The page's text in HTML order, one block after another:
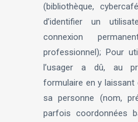
(bibliothèque,
d’identifier un
connexion
professionnel); Pour
l’usager a dû, au
formulaire en y
sa personne (nom,
parfois coordonnées